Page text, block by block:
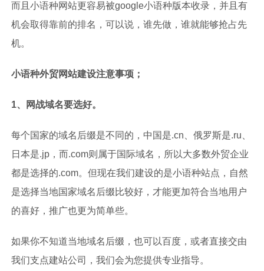
而且小语种网站更容易被google小语种版本收录，并且有
机会取得靠前的排名，可以说，谁先做，谁就能够抢占先
机。
小语种外贸网站建设注意事项；
1、网战域名要选好。
每个国家的域名后缀是不同的，中国是.cn、俄罗斯是.ru、
日本是.jp，而.com则属于国际域名，所以大多数外贸企业
都是选择的.com。但现在我们建设的是小语种站点，自然
是选择当地国家域名后缀比较好，才能更加符合当地用户
的喜好，推广也更为简单些。
如果你不知道当地域名后缀，也可以百度，或者直接交由
我们支点建站公司，我们会为您提供专业指导。